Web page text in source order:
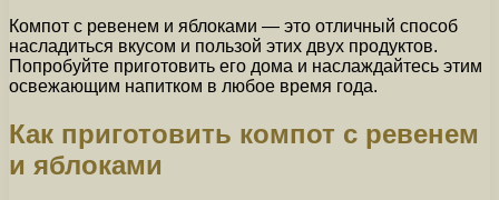
Компот с ревенем и яблоками — это отличный способ
насладиться вкусом и пользой этих двух продуктов.
Попробуйте приготовить его дома и наслаждайтесь этим
освежающим напитком в любое время года.
Как приготовить компот с ревенем
и яблоками